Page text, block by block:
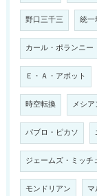
野口三千三 統
カール・ポランニー
Ｅ・Ａ・アボット
時空転換 メシア
パブロ・ピカソ
ジェームズ・ミッチ
モンドリアン